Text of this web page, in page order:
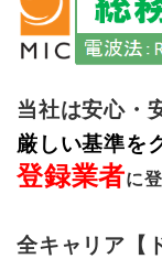
当社は安心・
厳しい基準を
登録業者に
全キャリア【